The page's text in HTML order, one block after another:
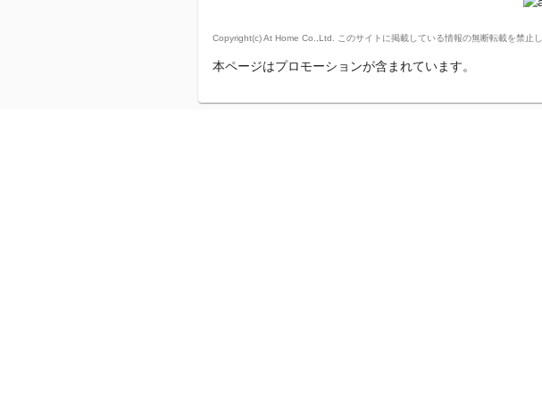
Copyright(c) At Home Co.,Ltd. このサイトに掲載している情報の無断転載を禁止
本ページはプロモーションが含まれています。